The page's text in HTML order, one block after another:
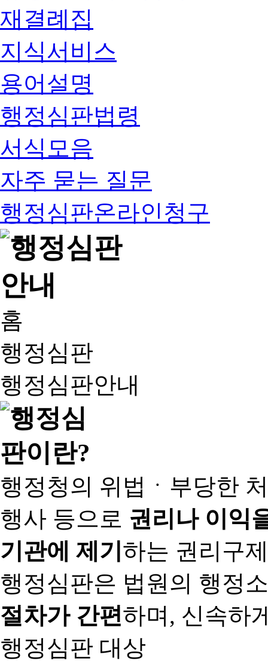
재결례집
지식서비스
용어설명
행정심판법령
서식모음
자주 묻는 질문
행정심판온라인청구
홈
행정심판
행정심판안내
행정청의 위법ㆍ부당한
행사 등으로 권리나 이익
기관에 제기하는 권리구
행정심판은 법원의 행정
절차가 간편하며, 신속하
행정심판 대상